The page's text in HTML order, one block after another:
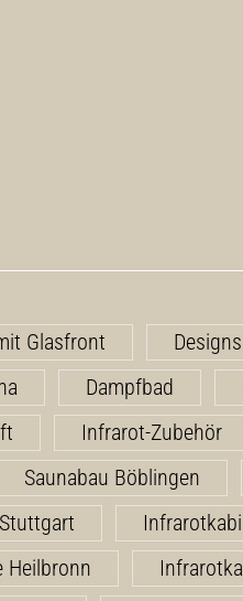
Glasfront
Dampfbad
Infrarot-Zubehör
Saunabau Böblingen
Heilbronn